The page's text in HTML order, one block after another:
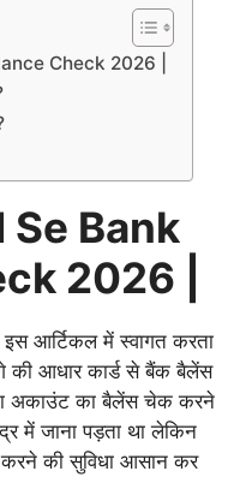
Check 2026 |
Se Bank
2026 |
आर्टिकल में स्वागत करता
की आधार कार्ड से बैंक बैलेंस
अकाउंट का बैलेंस चेक करने
में जाना पड़ता था लेकिन
की सुविधा आसान कर